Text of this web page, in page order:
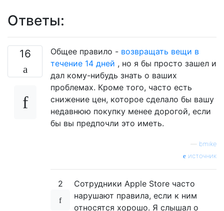
Ответы:
16 Общее правило - возвращать вещи в
течение 14 дней , но я бы просто зашел и
дал кому-нибудь знать о ваших
проблемах. Кроме того, часто есть
снижение цен, которое сделало бы вашу
недавнюю покупку менее дорогой, если
бы вы предпочли это иметь.
bmike
источник
2
Сотрудники Apple Store часто
нарушают правила, если к ним
относятся хорошо. Я слышал о